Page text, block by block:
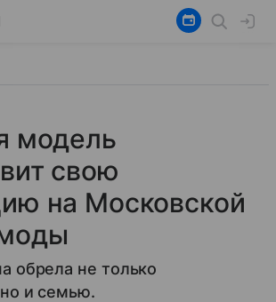
модель
свою
на Московской
обрела не только
и семью.